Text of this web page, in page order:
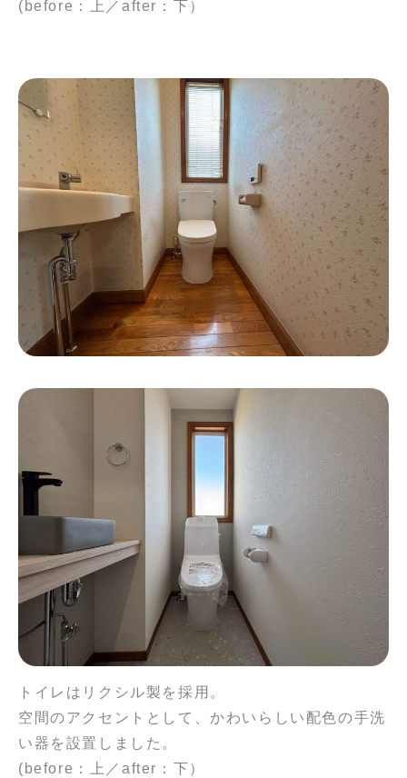
(before：上／after：下）
トイレはリクシル製を採用。
空間のアクセントとして、かわいらしい配色の手洗
い器を設置しました。
(before：上／after：下）